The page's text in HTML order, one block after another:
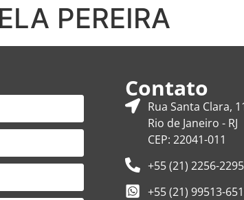
PEREIRA
Contato
Rua Santa Clara,
Rio de Janeiro - RJ
CEP: 22041-011
+55 (21) 2256-2295
+55 (21) 99513-